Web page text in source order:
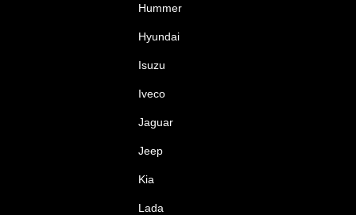
Hummer
Hyundai
Isuzu
Iveco
Jaguar
Jeep
Kia
Lada